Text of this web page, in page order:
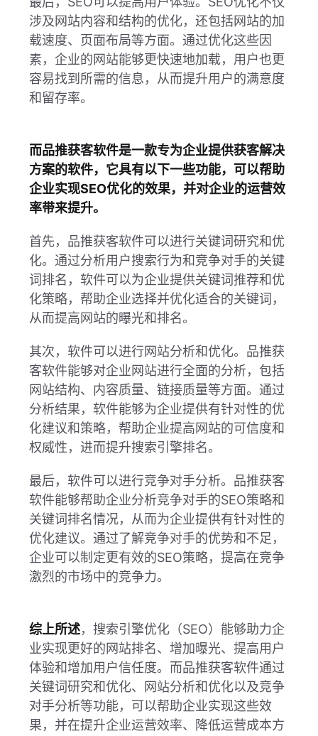
涉及网站内容和结构的优化，还包括网站的加
载速度、页面布局等方面。通过优化这些因
素，企业的网站能够更快速地加载，用户也更
容易找到所需的信息，从而提升用户的满意度
和留存率。
而品推获客软件是一款专为企业提供获客解决
方案的软件，它具有以下一些功能，可以帮助
企业实现SEO优化的效果，并对企业的运营效
率带来提升。
首先，品推获客软件可以进行关键词研究和优
化。通过分析用户搜索行为和竞争对手的关键
词排名，软件可以为企业提供关键词推荐和优
化策略，帮助企业选择并优化适合的关键词，
从而提高网站的曝光和排名。
其次，软件可以进行网站分析和优化。品推获
客软件能够对企业网站进行全面的分析，包括
网站结构、内容质量、链接质量等方面。通过
分析结果，软件能够为企业提供有针对性的优
化建议和策略，帮助企业提高网站的可信度和
权威性，进而提升搜索引擎排名。
最后，软件可以进行竞争对手分析。品推获客
软件能够帮助企业分析竞争对手的SEO策略和
关键词排名情况，从而为企业提供有针对性的
优化建议。通过了解竞争对手的优势和不足，
企业可以制定更有效的SEO策略，提高在竞争
激烈的市场中的竞争力。
综上所述，搜索引擎优化（SEO）能够助力企
业实现更好的网站排名、增加曝光、提高用户
体验和增加用户信任度。而品推获客软件通过
关键词研究和优化、网站分析和优化以及竞争
对手分析等功能，可以帮助企业实现这些效
果，并在提升企业运营效率、降低运营成本方